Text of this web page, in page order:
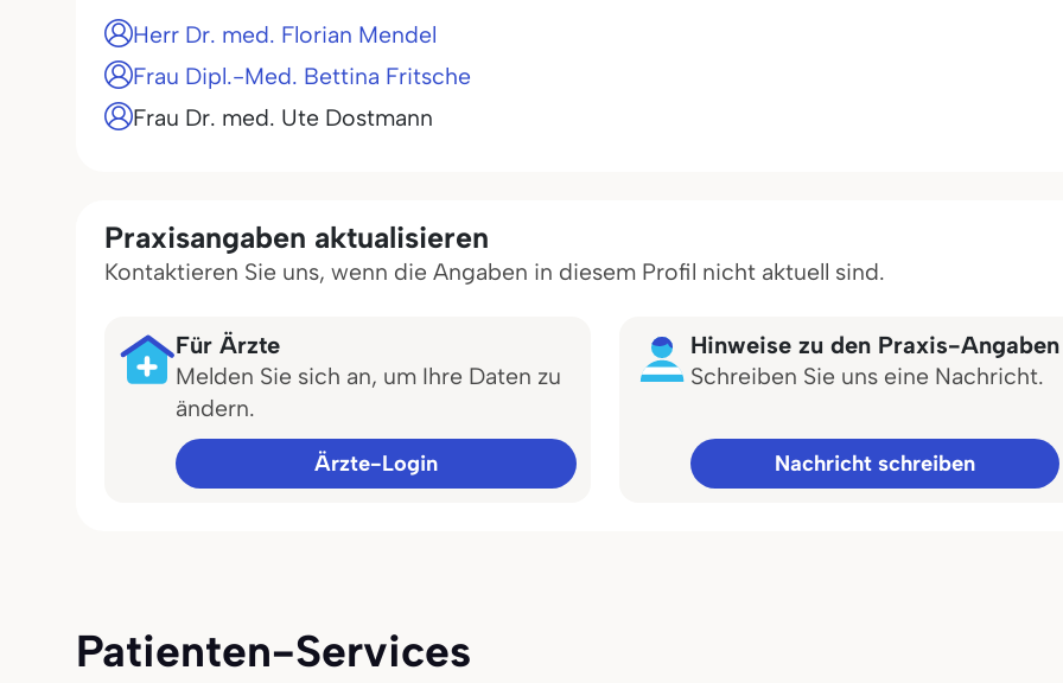
Herr Dr. med. Florian Mendel
Frau Dipl.-Med. Bettina Fritsche
Frau Dr. med. Ute Dostmann
Praxisangaben aktualisieren
Kontaktieren Sie uns, wenn die Angaben in diesem Profil nicht aktuell sind.
Für Ärzte
Melden Sie sich an, um Ihre Daten zu
ändern.
Ärzte-Login
Hinweise zu den Praxis-Angaben
Schreiben Sie uns eine Nachricht.
Nachricht schreiben
Patienten-Services